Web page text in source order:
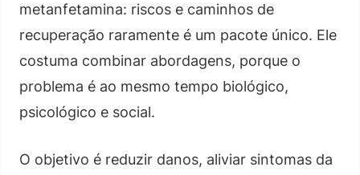
metanfetamina: riscos e caminhos de
recuperação raramente é um pacote único. Ele
costuma combinar abordagens, porque o
problema é ao mesmo tempo biológico,
psicológico e social.
O objetivo é reduzir danos, aliviar sintomas da